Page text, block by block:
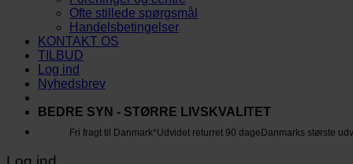
Ofte stillede spørgsmål
Handelsbetingelser
KONTAKT OS
TILBUD
Log ind
Nyhedsbrev
BEDRE SYN - STØRRE LIVSKVALITET
Fri fragt til Danmark*Udvidet returret 90 dageDanmarks største